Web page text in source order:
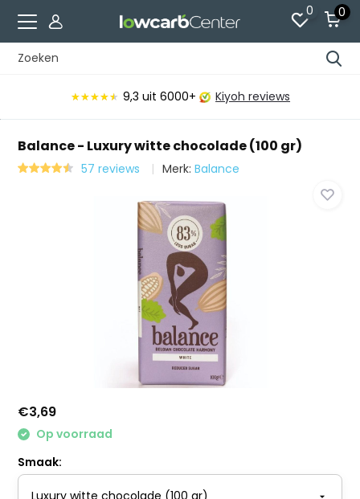
0 0
★★★★★
★★★★★ 9,3 uit 6000+ Kiyoh reviews
Balance - Luxury witte chocolade (100 gr)
57 reviews Merk:Balance
€3,69
Op voorraad
Smaak: